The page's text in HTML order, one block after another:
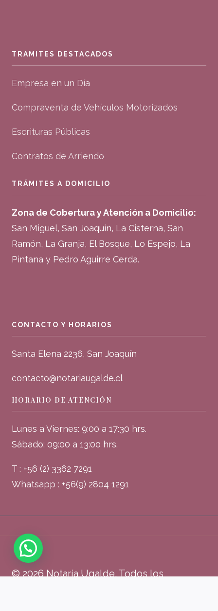
TRAMITES DESTACADOS
Empresa en un Día
Compraventa de Vehículos Motorizados
Escrituras Públicas
Contratos de Arriendo
TRÁMITES A DOMICILIO
Zona de Cobertura y Atención a Domicilio:
San Miguel, San Joaquín, La Cisterna, San
Ramón, La Granja, El Bosque, Lo Espejo, La
Pintana y Pedro Aguirre Cerda.
CONTACTO Y HORARIOS
Santa Elena 2236, San Joaquín
contacto@notariaugalde.cl
HORARIO DE ATENCIÓN
Lunes a Viernes: 9:00 a 17:30 hrs.
Sábado: 09:00 a 13:00 hrs.
T : +56 (2) 3362 7291
Whatsapp : +56(9) 2804 1291
© 2026 Notaría Ugalde. Todos los